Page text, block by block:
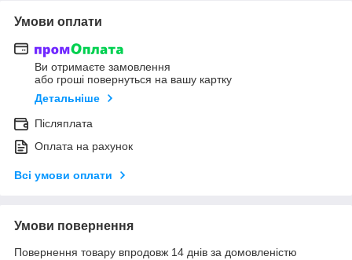
Умови оплати
Ви отримаєте замовлення
або гроші повернуться на вашу картку
Детальніше
Післяплата
Оплата на рахунок
Всі умови оплати
Умови повернення
Повернення товару впродовж 14 днів за домовленістю